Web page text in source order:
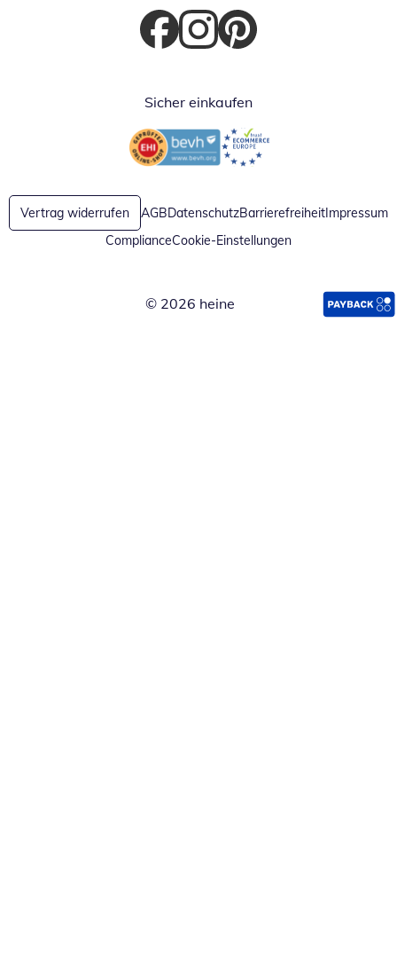
Öffnet in neuem Fenster
Öffnet in neuem Fenster
Öffnet in neuem Fenster
Sicher einkaufen
Öffnet in neuem FensterÖffnet in neuem Fenster
Vertrag widerrufen AGBDatenschutzBarrierefreiheitImpressum
ComplianceCookie-Einstellungen
© 2026 heine